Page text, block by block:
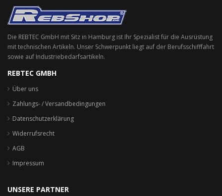
Die REBTEC GmbH mit Sitz in Hamburg ist Ihr Spezialist für die Ausrüstung
mit technischen Artikeln. Unser Schwerpunkt liegt auf der Berufsschifffahrt
sowie auf Industriebedarfsartikeln.
REBTEC GMBH
Über uns
Zahlungs- / Versandbedingungen
Datenschutzerklärung
Widerrufsrecht
AGB
Impressum
UNSERE PARTNER